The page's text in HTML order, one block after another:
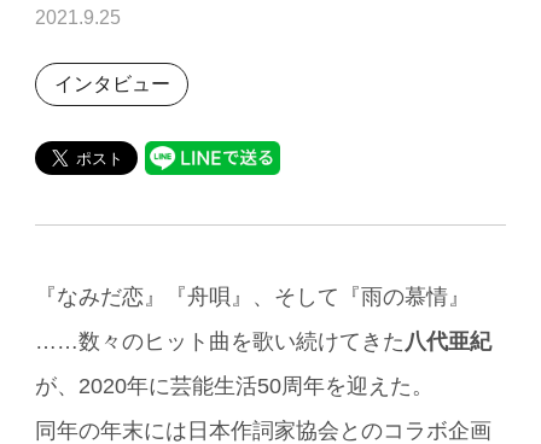
2021.9.25
インタビュー
『なみだ恋』『舟唄』、そして『雨の慕情』
……数々のヒット曲を歌い続けてきた 八代亜紀
が、2020年に芸能生活50周年を迎えた。
同年の年末には日本作詞家協会とのコラボ企画